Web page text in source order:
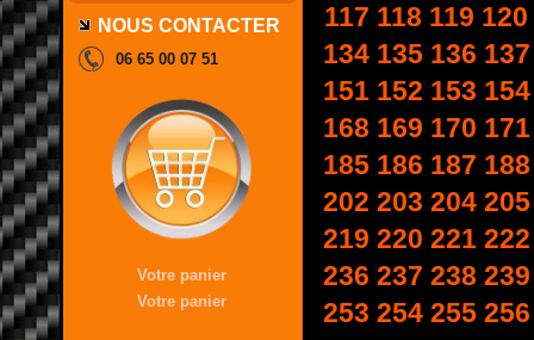
NOUS CONTACTER
06 65 00 07 51
Votre panier
Votre panier
117 118 119 120
134 135 136 137
151 152 153 154
168 169 170 171
185 186 187 188
202 203 204 205
219 220 221 222
236 237 238 239
253 254 255 256